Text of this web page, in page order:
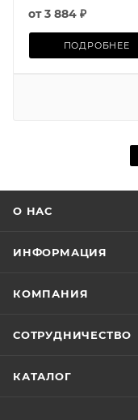
от3 884 ₽
ПОДРОБНЕЕ
О НАС
ИНФОРМАЦИЯ
КОМПАНИЯ
СОТРУДНИЧЕСТВО
КАТАЛОГ